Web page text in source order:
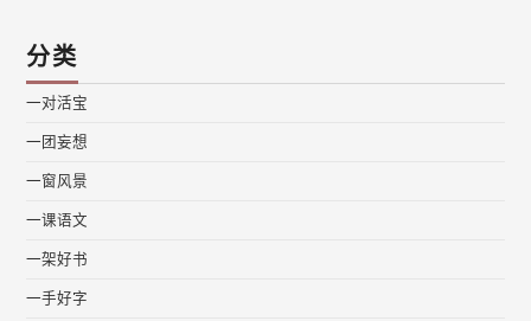
分类
一对活宝
一团妄想
一窗风景
一课语文
一架好书
一手好字